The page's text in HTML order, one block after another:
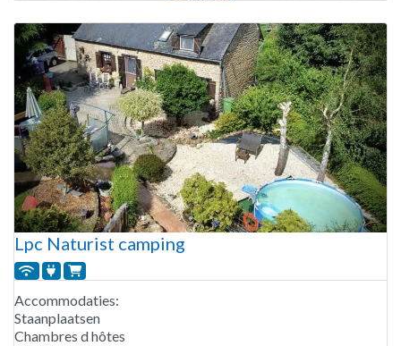
Lpc Naturist camping
Accommodaties:
Staanplaatsen
Chambres d hôtes